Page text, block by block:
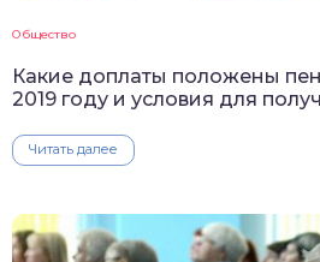
Общество
Какие доплаты положены
2019 году и условия для
Читать далее